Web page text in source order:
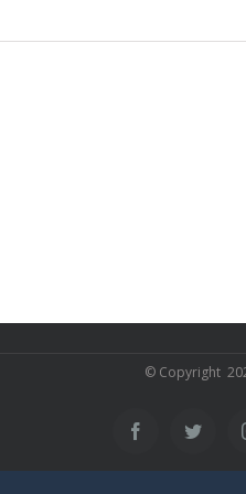
© Copyright
Facebook